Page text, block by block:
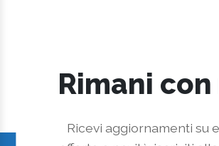
Rimani con
Ricevi aggiornamenti su